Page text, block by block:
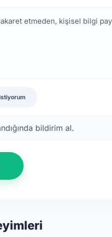
bildirim al.